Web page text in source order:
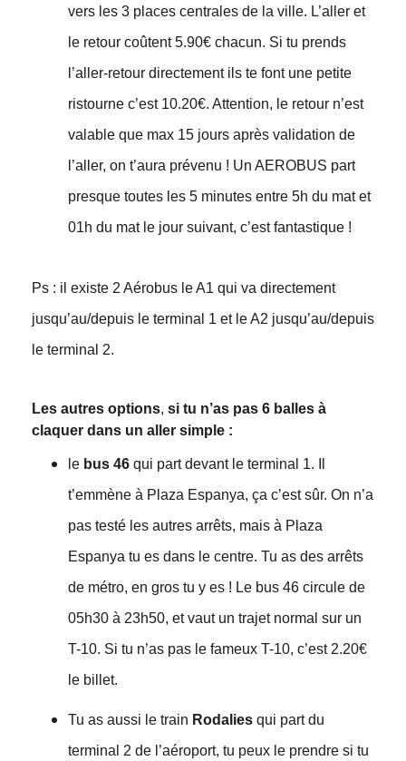
vers les 3 places centrales de la ville. L’aller et
le retour coûtent 5.90€ chacun. Si tu prends
l’aller-retour directement ils te font une petite
ristourne c’est 10.20€. Attention, le retour n’est
valable que max 15 jours après validation de
l’aller, on t’aura prévenu ! Un AEROBUS part
presque toutes les 5 minutes entre 5h du mat et
01h du mat le jour suivant, c’est fantastique !
Ps : il existe 2 Aérobus le A1 qui va directement
jusqu’au/depuis le terminal 1 et le A2 jusqu’au/depuis
le terminal 2.
Les autres options, si tu n’as pas 6 balles à
claquer dans un aller simple :
lebus 46qui part devant le terminal 1. Il
t’emmène à Plaza Espanya, ça c’est sûr. On n’a
pas testé les autres arrêts, mais à Plaza
Espanya tu es dans le centre. Tu as des arrêts
de métro, en gros tu y es ! Le bus 46 circule de
05h30 à 23h50, et vaut un trajet normal sur un
T-10. Si tu n’as pas le fameux T-10, c’est 2.20€
le billet.
Tu as aussi le train Rodaliesqui part du
terminal 2 de l’aéroport, tu peux le prendre si tu